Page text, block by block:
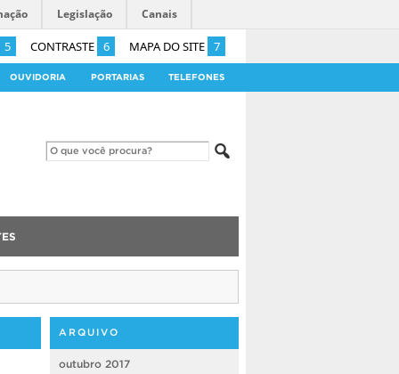
5 CONTRASTE 6 MAPA DO SITE 7
Legislação Canais
OUVIDORIA PORTARIAS TELEFONES
ARQUIVO
outubro 2017